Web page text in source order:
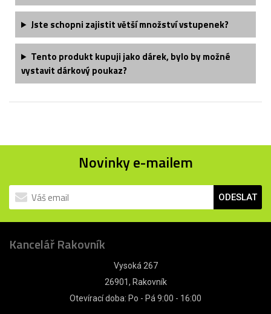
Jste schopni zajistit větší množství vstupenek?
Tento produkt kupuji jako dárek, bylo by možné
vystavit dárkový poukaz?
Novinky e-mailem
ODESLAT
Kancelář Rakovník
Vysoká 267
26901, Rakovník
Otevírací doba: Po - Pá 9:00 - 16:00